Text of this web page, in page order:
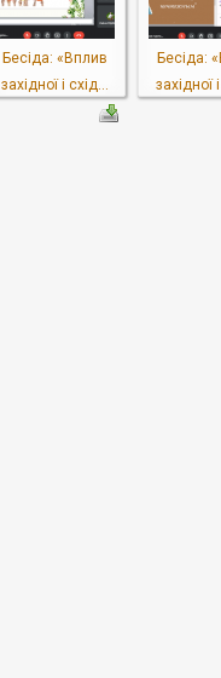
Бесіда: «Вплив
західної і схід...
Бесіда:
західної